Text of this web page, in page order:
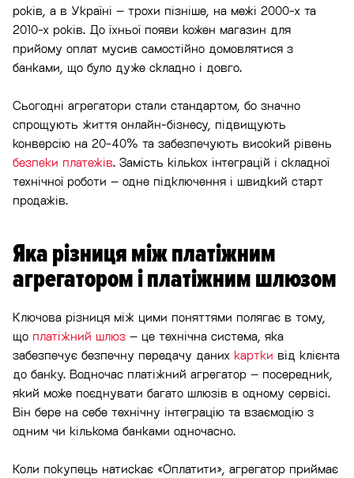
років, а в Україні – трохи пізніше, на межі 2000-х та
2010-х років. До їхньої появи кожен магазин для
прийому оплат мусив самостійно домовлятися з
банками, що було дуже складно і довго.
Сьогодні агрегатори стали стандартом, бо значно
спрощують життя онлайн-бізнесу, підвищують
конверсію на 20-40% та забезпечують високий рівень
безпеки платежів. Замість кількох інтеграцій і складної
технічної роботи – одне підключення і швидкий старт
продажів.
Яка різниця між платіжним
агрегатором і платіжним шлюзом
Ключова різниця між цими поняттями полягає в тому,
що платіжний шлюз – це технічна система, яка
забезпечує безпечну передачу даних картки від клієнта
до банку. Водночас платіжний агрегатор – посередник,
який може поєднувати багато шлюзів в одному сервісі.
Він бере на себе технічну інтеграцію та взаємодію з
одним чи кількома банками одночасно.
Коли покупець натискає «Оплатити», агрегатор приймає